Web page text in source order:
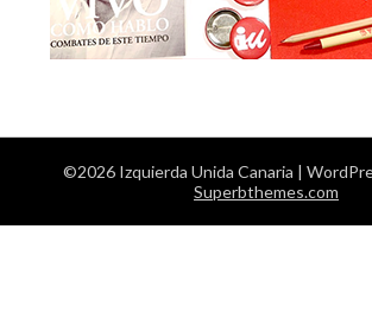
©2026 Izquierda Unida Canaria
|
Superbthemes.com